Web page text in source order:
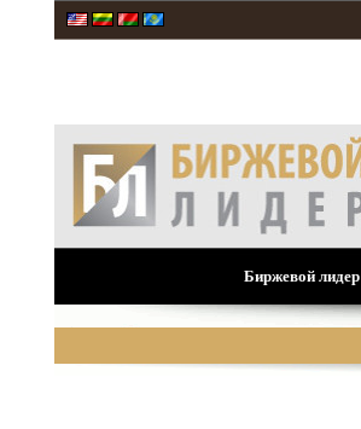
Биржевой лидер